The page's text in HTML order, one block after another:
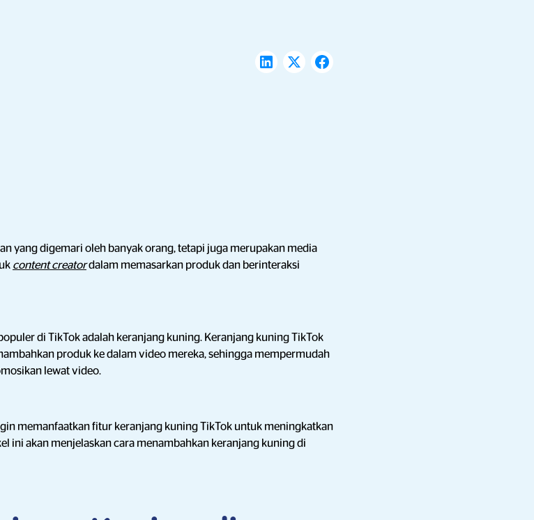
yang digemari oleh banyak orang, tetapi juga merupakan media
content creatordalam memasarkan produk dan berinteraksi
di TikTok adalah keranjang kuning. Keranjang kuning TikTok
produk ke dalam video mereka, sehingga mempermudah
lewat video.
memanfaatkan fitur keranjang kuning TikTok untuk meningkatkan
ini akan menjelaskan cara menambahkan keranjang kuning di